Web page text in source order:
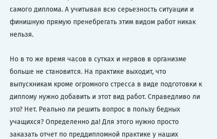
самого диплома. А учитывая всю серьезность ситуации и
финишную прямую пренебрегать этим видом работ никак
нельзя.
Но в то же время часов в сутках и нервов в организме
больше не становится. На практике выходит, что
выпускникам кроме огромного стресса в виде подготовки к
диплому нужно добавить и этот вид работ. Справедливо ли
это? Нет. Реально ли решить вопрос в пользу бедных
учащихся? Определенно да! Для этого нужно просто
заказать отчет по преддипломной практике у наших